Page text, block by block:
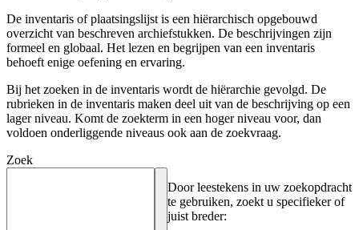
De inventaris of plaatsingslijst is een hiërarchisch opgebouwd
overzicht van beschreven archiefstukken. De beschrijvingen zijn
formeel en globaal. Het lezen en begrijpen van een inventaris
behoeft enige oefening en ervaring.
Bij het zoeken in de inventaris wordt de hiërarchie gevolgd. De
rubrieken in de inventaris maken deel uit van de beschrijving op een
lager niveau. Komt de zoekterm in een hoger niveau voor, dan
voldoen onderliggende niveaus ook aan de zoekvraag.
Zoek
Door leestekens in uw zoekopdracht
te gebruiken, zoekt u specifieker of
juist breder: